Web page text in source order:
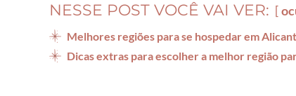
NESSE POST VOCÊ VAI VER:
Melhores regiões para se hospedar em
Dicas extras para escolher a melhor região